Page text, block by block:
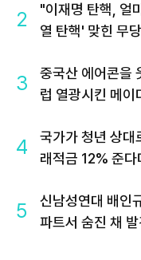
2
"이재명 탄핵, 얼
열 탄핵' 맞힌 무
3
중국산 에어콘을
럽 열광시킨 메이
4
국가가 청년 상
래적금 12% 준
5
신남성연대 배인
파트서 숨진 채 발